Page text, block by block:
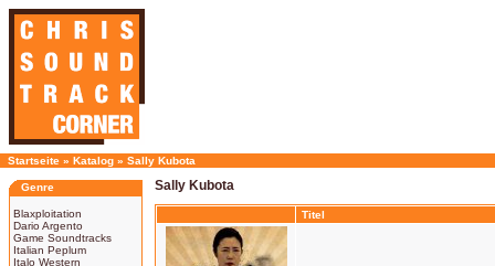
Startseite » Katalog » Sally Kubota
Genre
Blaxploitation
Dario Argento
Game Soundtracks
Italian Peplum
Italo Western
Sally Kubota
Titel